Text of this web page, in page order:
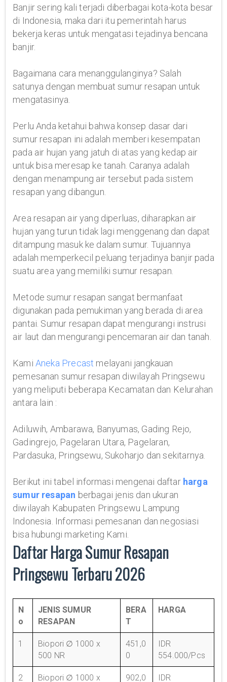
Banjir sering kali terjadi diberbagai kota-kota besar
di Indonesia, maka dari itu pemerintah harus
bekerja keras untuk mengatasi tejadinya bencana
banjir.
Bagaimana cara menanggulanginya? Salah
satunya dengan membuat sumur resapan untuk
mengatasinya.
Perlu Anda ketahui bahwa konsep dasar dari
sumur resapan ini adalah memberi kesempatan
pada air hujan yang jatuh di atas yang kedap air
untuk bisa meresap ke tanah. Caranya adalah
dengan menampung air tersebut pada sistem
resapan yang dibangun.
Area resapan air yang diperluas, diharapkan air
hujan yang turun tidak lagi menggenang dan dapat
ditampung masuk ke dalam sumur. Tujuannya
adalah memperkecil peluang terjadinya banjir pada
suatu area yang memiliki sumur resapan.
Metode sumur resapan sangat bermanfaat
digunakan pada pemukiman yang berada di area
pantai. Sumur resapan dapat mengurangi instrusi
air laut dan mengurangi pencemaran air dan tanah.
Kami Aneka Precast melayani jangkauan
pemesanan sumur resapan diwilayah Pringsewu
yang meliputi beberapa Kecamatan dan Kelurahan
antara lain :
Adiluwih, Ambarawa, Banyumas, Gading Rejo,
Gadingrejo, Pagelaran Utara, Pagelaran,
Pardasuka, Pringsewu, Sukoharjo dan sekitarnya.
Berikut ini tabel informasi mengenai daftar harga
sumur resapan berbagai jenis dan ukuran
diwilayah Kabupaten Pringsewu Lampung
Indonesia. Informasi pemesanan dan negosiasi
bisa hubungi marketing Kami.
Daftar Harga Sumur Resapan
Pringsewu Terbaru 2026
N
o
JENIS SUMUR
RESAPAN
BERA
T
HARGA
1
Biopori ∅ 1000 x
500 NR
451,0
0
IDR
554.000/Pcs
2 Biopori ∅ 1000 x 902,0 IDR